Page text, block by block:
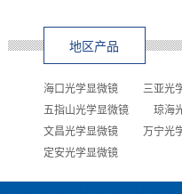
地区产品
海口光学显微镜 三亚光
五指山光学显微镜
琼海
文昌光学显微镜
万宁光
定安光学显微镜